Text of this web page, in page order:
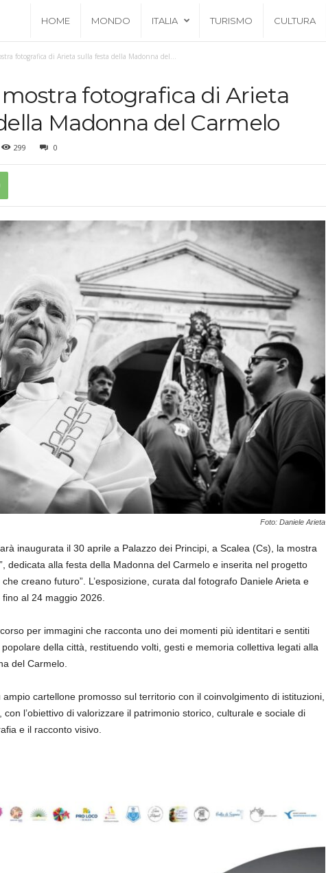
t
i
HOME MONDO ITALIA TURISMO CULTURA
fotografica di Arieta sulla festa della Madonna del...
mostra fotografica di Arieta
Madonna del Carmelo
299 0
Foto: Daniele Arieta
inaugurata il 30 aprile a Palazzo dei Principi, a Scalea (Cs), la mostra
dedicata alla festa della Madonna del Carmelo e inserita nel progetto
creano futuro”. L’esposizione, curata dal fotografo Daniele Arieta e
al 24 maggio 2026.
per immagini che racconta uno dei momenti più identitari e sentiti
della città, restituendo volti, gesti e memoria collettiva legati alla
del Carmelo.
cartellone promosso sul territorio con il coinvolgimento di istituzioni,
l’obiettivo di valorizzare il patrimonio storico, culturale e sociale di
e il racconto visivo.